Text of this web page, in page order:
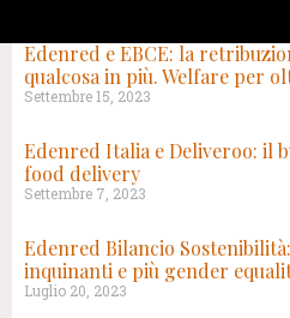
Edenred e EBCE: la
qualcosa in più. Welfare per
Settembre 15, 2023
Edenred Italia e Deliveroo: il
food delivery
Settembre 7, 2023
Edenred Bilancio
inquinanti e più gender
Luglio 20, 2023